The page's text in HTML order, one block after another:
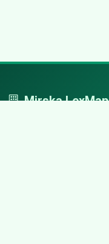
Mirska LexMap